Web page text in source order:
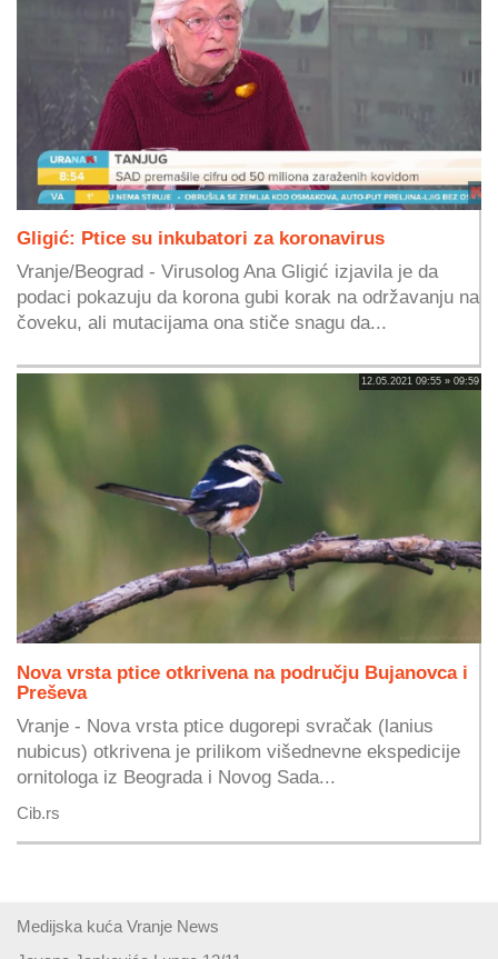
Gligić: Ptice su inkubatori za koronavirus
Vranje/Beograd - Virusolog Ana Gligić izjavila je da
podaci pokazuju da korona gubi korak na održavanju na
čoveku, ali mutacijama ona stiče snagu da...
12.05.2021 09:55 » 09:59
Nova vrsta ptice otkrivena na području Bujanovca i
Preševa
Vranje - Nova vrsta ptice dugorepi svračak (lanius
nubicus) otkrivena je prilikom višednevne ekspedicije
ornitologa iz Beograda i Novog Sada...
Cib.rs
Medijska kuća Vranje News